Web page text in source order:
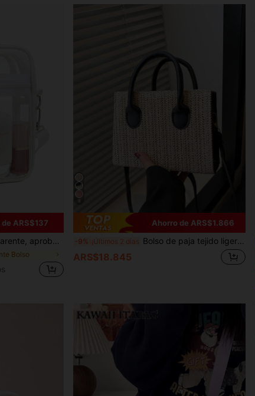
ARS$137
material de PVC, playa, bolsas de playa
Bolso
Ahorro de ARS$1.866
-9% ¡Últimos 2 días Bolso de paja tejido ligero, casual y minimalista para actividades al aire libre, viajes, salidas, bolso de playa llamativo, bolso de playa esencial para vacaciones de mujeres
ARS$18.845